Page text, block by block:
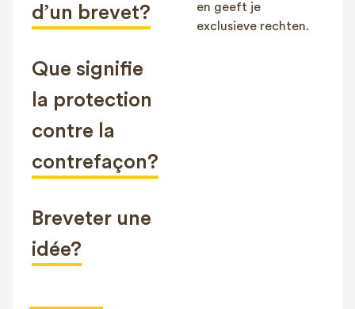
d’un brevet?
Que signifie
la protection
contre la
contrefaçon?
Breveter une
idée?
en geeft je
exclusieve rechten.